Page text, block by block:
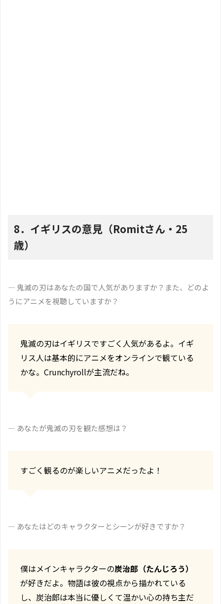
8．イギリスの意見（Romitさん・25
歳）
― 鬼滅の刃はあなたの国で人気がありますか？また、どのよ
うにアニメを視聴していますか？
鬼滅の刃はイギリスですごく人気があるよ。イギ
リス人は基本的にアニメをオンラインで観ている
かな。Crunchyrollが主流だね。
― あなたが鬼滅の刃を観た感想は？
すごく観るのが楽しいアニメだったよ！
― あなたはどのキャラクターとシーンが好きですか？
僕はメインキャラクターの炭治郎（たんじろう）
が好きだよ。物語は彼の視点から描かれている
し、炭治郎は本当に優しくて温かい心の持ち主だ